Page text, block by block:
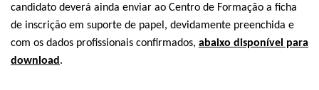
candidato deverá ainda enviar ao Centro de Formação a ficha
de inscrição em suporte de papel, devidamente preenchida e
com os dados profissionais confirmados, abaixo disponível para
download.